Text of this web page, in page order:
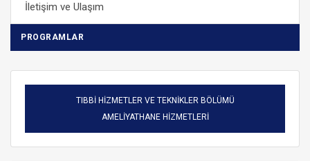
İletişim ve Ulaşım
PROGRAMLAR
TIBBİ HİZMETLER VE TEKNİKLER BÖLÜMÜ
AMELİYATHANE HİZMETLERİ